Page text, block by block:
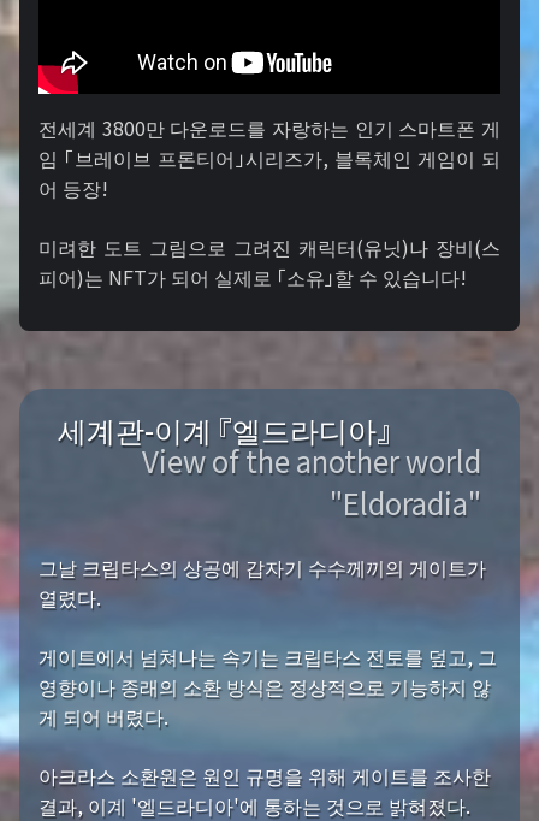
전세계 3800만 다운로드를 자랑하는 인기 스마트폰 게
임 「브레이브 프론티어」시리즈가, 블록체인 게임이 되
어 등장!
미려한 도트 그림으로 그려진 캐릭터(유닛)나 장비(스
피어)는 NFT가 되어 실제로 「소유」할 수 있습니다!
세계관-이계 『엘드라디아』
View of the another world
"Eldoradia"
그날 크립타스의 상공에 갑자기 수수께끼의 게이트가
열렸다.
게이트에서 넘쳐나는 속기는 크립타스 전토를 덮고, 그
영향이나 종래의 소환 방식은 정상적으로 기능하지 않
게 되어 버렸다.
아크라스 소환원은 원인 규명을 위해 게이트를 조사한
결과, 이계 '엘드라디아'에 통하는 것으로 밝혀졌다.